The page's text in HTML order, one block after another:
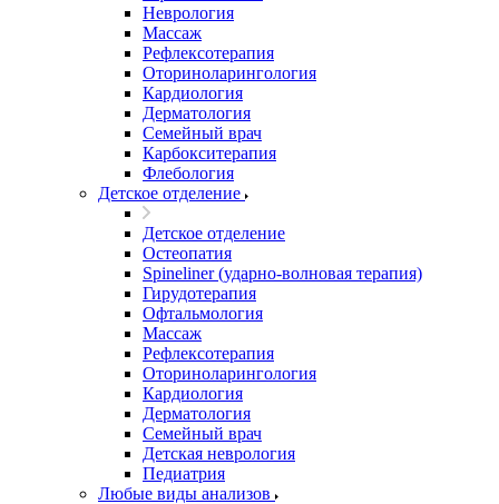
Неврология
Массаж
Рефлексотерапия
Оториноларингология
Кардиология
Дерматология
Семейный врач
Карбокситерапия
Флебология
Детское отделение
Детское отделение
Остеопатия
Spineliner (ударно-волновая терапия)
Гирудотерапия
Офтальмология
Массаж
Рефлексотерапия
Оториноларингология
Кардиология
Дерматология
Семейный врач
Детская неврология
Педиатрия
Любые виды анализов